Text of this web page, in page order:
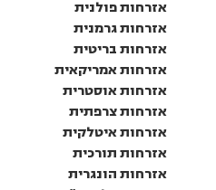
אזרחות פולנית
אזרחות גרמנית
אזרחות בריטית
אזרחות אמריקאית
אזרחות אוסטרית
אזרחות צרפתית
אזרחות איטלקית
אזרחות תורכית
אזרחות הונגרית